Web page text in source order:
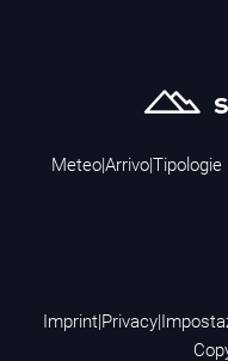
Meteo|Arrivo|Tipologie
Imprint|Privacy|